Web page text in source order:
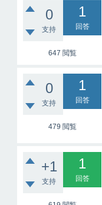
0
支持
1
回答
647 閲覧
0
支持
1
回答
479 閲覧
+1
支持
1
回答